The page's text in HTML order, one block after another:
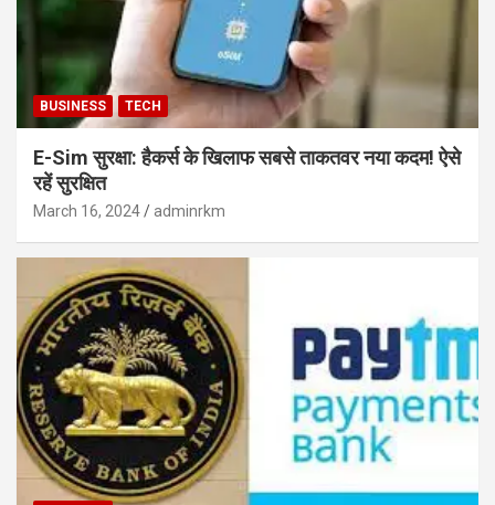
BUSINESS TECH
E-Sim सुरक्षा: हैकर्स के खिलाफ सबसे ताकतवर नया कदम! ऐसे
रहें सुरक्षित
March 16, 2024 adminrkm